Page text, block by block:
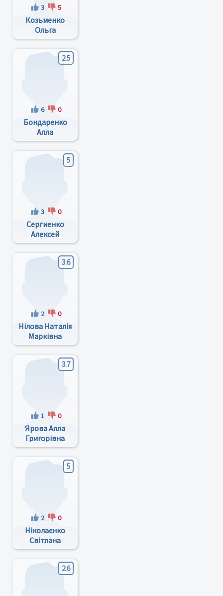
3 5
Козьменко
Ольга
Владимировна
2.5
6 0
Бондаренко
Алла
Федоровна
5
3 0
Сергиенко
Алексей
Владимирович
3.6
2 0
Нілова Наталія
Марківна
3.7
1 0
Ярова Алла
Григорівна
5
2 0
Ніколаєнко
Світлана
Іванівна
2.6